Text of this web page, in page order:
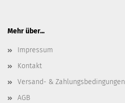
Mehr über...
Impressum
Kontakt
Versand- & Zahlungsbedingungen
AGB